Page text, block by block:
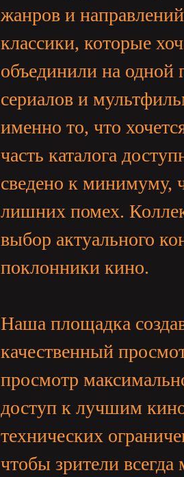
жанров и
классики, которые
объединили на
сериалов и
именно то, что
часть каталога
сведено к минимуму,
лишних помех.
выбор актуального
поклонники кино.
Наша площадка
качественный
просмотр
доступ к лучшим
технических
чтобы зрители